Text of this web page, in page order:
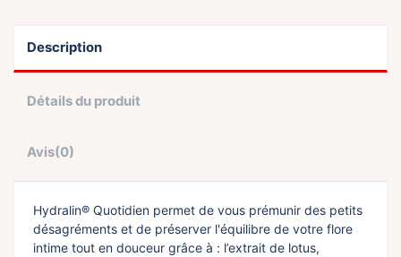
Description
Détails du produit
Avis(0)
Hydralin® Quotidien permet de vous prémunir des petits
désagréments et de préserver l'équilibre de votre flore
intime tout en douceur grâce à : l’extrait de lotus,